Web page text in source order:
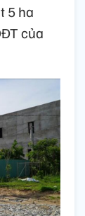
5 ha
của